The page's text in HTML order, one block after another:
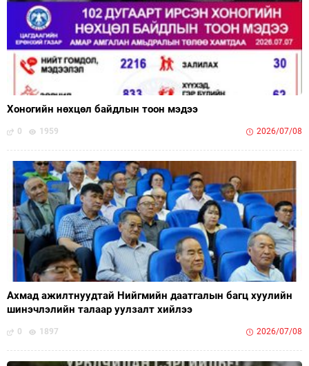
Хоногийн нөхцөл байдлын тоон мэдээ
0 1959 2026/07/08
Ахмад ажилтнуудтай Нийгмийн даатгалын багц хуулийн
шинэчлэлийн талаар уулзалт хийлээ
0 1897 2026/07/08